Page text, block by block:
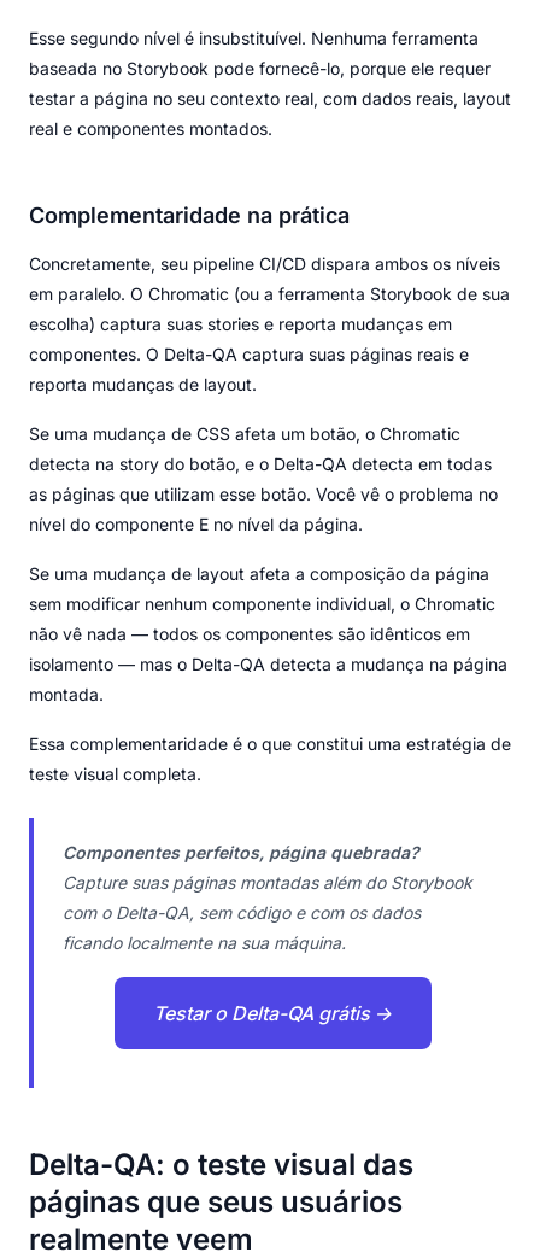
Esse segundo nível é insubstituível. Nenhuma ferramenta
baseada no Storybook pode fornecê-lo, porque ele requer
testar a página no seu contexto real, com dados reais, layout
real e componentes montados.
Complementaridade na prática
Concretamente, seu pipeline CI/CD dispara ambos os níveis
em paralelo. O Chromatic (ou a ferramenta Storybook de sua
escolha) captura suas stories e reporta mudanças em
componentes. O Delta-QA captura suas páginas reais e
reporta mudanças de layout.
Se uma mudança de CSS afeta um botão, o Chromatic
detecta na story do botão, e o Delta-QA detecta em todas
as páginas que utilizam esse botão. Você vê o problema no
nível do componente E no nível da página.
Se uma mudança de layout afeta a composição da página
sem modificar nenhum componente individual, o Chromatic
não vê nada — todos os componentes são idênticos em
isolamento — mas o Delta-QA detecta a mudança na página
montada.
Essa complementaridade é o que constitui uma estratégia de
teste visual completa.
Componentes perfeitos, página quebrada?
Capture suas páginas montadas além do Storybook
com o Delta-QA, sem código e com os dados
ficando localmente na sua máquina.
Testar o Delta-QA grátis →
Delta-QA: o teste visual das
páginas que seus usuários
realmente veem